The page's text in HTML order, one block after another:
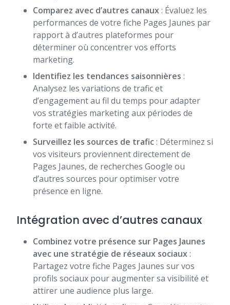
Comparez avec d’autres canaux: Évaluez les
performances de votre fiche Pages Jaunes par
rapport à d’autres plateformes pour
déterminer où concentrer vos efforts
marketing.
Identifiez les tendances saisonnières :
Analysez les variations de trafic et
d’engagement au fil du temps pour adapter
vos stratégies marketing aux périodes de
forte et faible activité.
Surveillez les sources de trafic: Déterminez si
vos visiteurs proviennent directement de
Pages Jaunes, de recherches Google ou
d’autres sources pour optimiser votre
présence en ligne.
Intégration avec d’autres canaux
Combinez votre présence sur Pages Jaunes
avec une stratégie de réseaux sociaux:
Partagez votre fiche Pages Jaunes sur vos
profils sociaux pour augmenter sa visibilité et
attirer une audience plus large.